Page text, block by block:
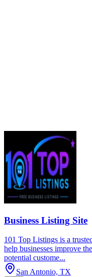
Business Listing Site
101 Top Listings is a
help businesses improve
potential custome...
San Antonio, TX